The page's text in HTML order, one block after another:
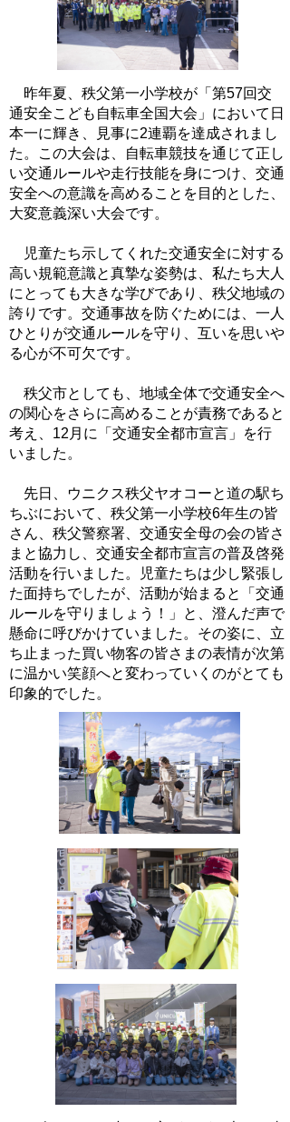
昨年夏、秩父第一小学校が「第57回交
通安全こども自転車全国大会」において日
本一に輝き、見事に2連覇を達成されまし
た。この大会は、自転車競技を通じて正し
い交通ルールや走行技能を身につけ、交通
安全への意識を高めることを目的とした、
大変意義深い大会です。
児童たち示してくれた交通安全に対する
高い規範意識と真摯な姿勢は、私たち大人
にとっても大きな学びであり、秩父地域の
誇りです。交通事故を防ぐためには、一人
ひとりが交通ルールを守り、互いを思いや
る心が不可欠です。
秩父市としても、地域全体で交通安全へ
の関心をさらに高めることが責務であると
考え、12月に「交通安全都市宣言」を行
いました。
先日、ウニクス秩父ヤオコーと道の駅ち
ちぶにおいて、秩父第一小学校6年生の皆
さん、秩父警察署、交通安全母の会の皆さ
まと協力し、交通安全都市宣言の普及啓発
活動を行いました。児童たちは少し緊張し
た面持ちでしたが、活動が始まると「交通
ルールを守りましょう！」と、澄んだ声で
懸命に呼びかけていました。その姿に、立
ち止まった買い物客の皆さまの表情が次第
に温かい笑顔へと変わっていくのがとても
印象的でした。